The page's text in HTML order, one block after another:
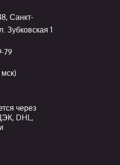
Санкт-
Зубковская 1
79
через
DHL,